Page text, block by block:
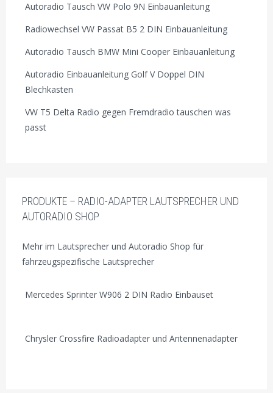
Autoradio Tausch VW Polo 9N Einbauanleitung
Radiowechsel VW Passat B5 2 DIN Einbauanleitung
Autoradio Tausch BMW Mini Cooper Einbauanleitung
Autoradio Einbauanleitung Golf V Doppel DIN
Blechkasten
VW T5 Delta Radio gegen Fremdradio tauschen was
passt
PRODUKTE – RADIO-ADAPTER LAUTSPRECHER UND
AUTORADIO SHOP
Mehr im Lautsprecher und Autoradio Shop für
fahrzeugspezifische Lautsprecher
Mercedes Sprinter W906 2 DIN Radio Einbauset
Chrysler Crossfire Radioadapter und Antennenadapter